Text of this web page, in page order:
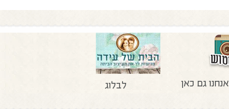
אנחנו גם כאן לבלוג